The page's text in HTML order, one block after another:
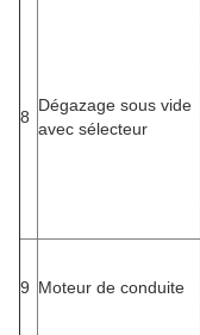
8
Dégazage sous vide
avec sélecteur
9 Moteur de conduite